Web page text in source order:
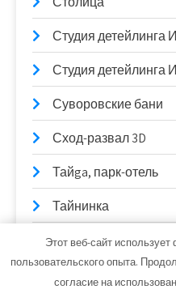
Студия детейлинга
Студия детейлинга
Суворовские бани
Сход-развал 3D
Тайga, парк-отель
Тайнинка
Твой, гостинично-
Темп, спортивный
Этот веб-сайт
пользовательского опыта.
согласие на